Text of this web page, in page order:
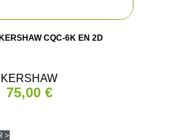
CQC-6K EN 2D
KERSHAW
75,00 €
>